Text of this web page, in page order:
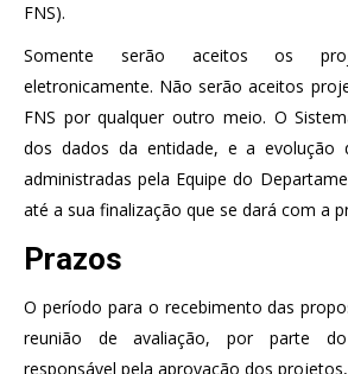
FNS).
Somente serão aceitos os
eletronicamente. Não serão aceitos
FNS por qualquer outro meio. O
dos dados da entidade, e a evolução
administradas pela Equipe do
até a sua finalização que se dará com a
Prazos
O período para o recebimento das
reunião de avaliação, por parte do
responsável pela aprovação dos